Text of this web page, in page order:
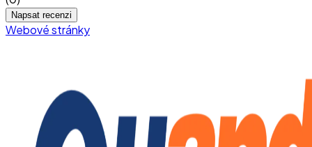
Napsat recenzi
Webové stránky